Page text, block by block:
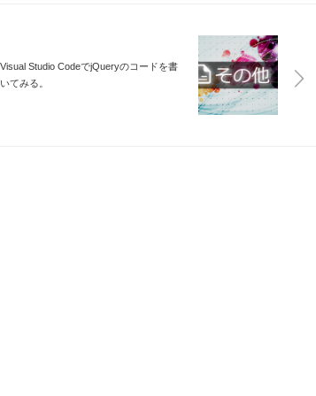
Visual Studio CodeでjQueryのコードを書
いてみる。